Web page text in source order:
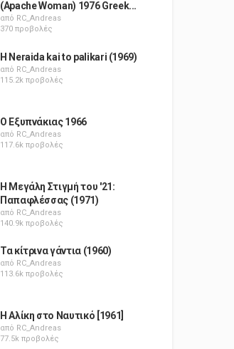
(Apache Woman) 1976 Greek...
από RC_Andreas
370 προβολές
H Neraida kai to palikari (1969)
από RC_Andreas
115.2k προβολές
Ο Εξυπνάκιας 1966
από RC_Andreas
117.6k προβολές
Η Μεγάλη Στιγμή του '21:
Παπαφλέσσας (1971)
από RC_Andreas
140.9k προβολές
Τα κίτρινα γάντια (1960)
από RC_Andreas
113.6k προβολές
Η Αλίκη στο Ναυτικό [1961]
από RC_Andreas
77.5k προβολές